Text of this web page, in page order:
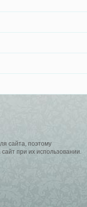
сайта, поэтому
при их использовании.